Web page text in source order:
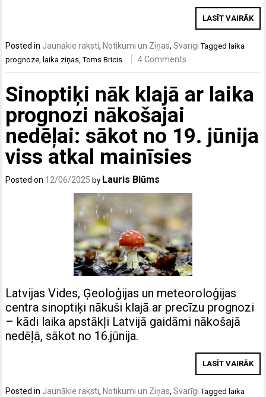
LASĪT VAIRĀK
Posted in Jaunākie raksti, Notikumi un Ziņas,Svarīgi Tagged laika
prognoze laika ziņas ,Toms Bricis 4 Comments
Sinoptiķi nāk klajā ar laika
prognozi nākošajai
nedēļai: sākot no 19. jūnija
viss atkal mainīsies
Posted on 12/06/2025 by Lauris Blūms
Latvijas Vides, Ģeoloģijas un meteoroloģijas
centra sinoptiķi nākuši klajā ar precīzu prognozi
– kādi laika apstākļi Latvijā gaidāmi nākošajā
nedēļā, sākot no 16.jūnija.
LASĪT VAIRĀK
Posted in Jaunākie raksti, Notikumi un Ziņas,Svarīgi Tagged laika